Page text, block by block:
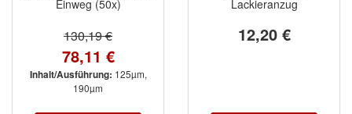
Einweg (50x)
130,19 €
78,11 €
Inhalt/Ausführung: 125µm,
190µm
Lackieranzug
12,20 €